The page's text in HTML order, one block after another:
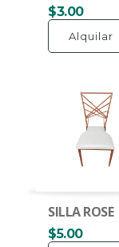
$3.00
Alquilar
SILLA ROSE
$5.00